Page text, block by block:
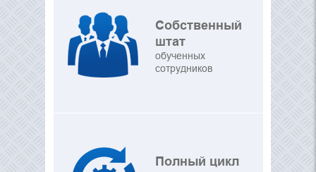
Собственный
штат
обученных
сотрудников
Полный цикл